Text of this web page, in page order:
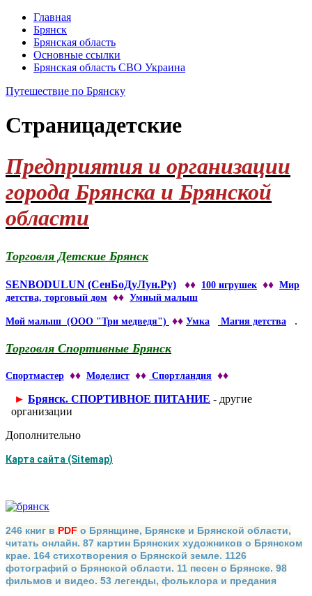
Главная
Брянск
Брянская область
Основные ссылки
Брянская область СВО Украина
Путешествие по Брянску
Страницадетские
Предприятия и организации
города Брянска и Брянской
области
Торговля Детские Брянск
SENBODULUN (СенБоДуЛун.Ру) ♦♦ 100 игрушек ♦♦ Мир
детства, торговый дом ♦♦ Умный малыш
Мой малыш (ООО "Три медведя") ♦♦ Умка Магия детства .
Торговля Спортивные Брянск
Спортмастер ♦♦ Моделиcт ♦♦ Спортландия ♦♦
► Брянск. СПОРТИВНОЕ ПИТАНИЕ - другие
организации
Дополнительно
Карта сайта (Sitemap)
246 книг в PDF о Брянщине, Брянске и Брянской области,
читать онлайн. 87 картин Брянских художников о Брянском
крае. 164 стихотворения о Брянской земле. 1126
фотографий о Брянской области. 11 песен о Брянске. 98
фильмов и видео. 53 легенды, фольклора и предания